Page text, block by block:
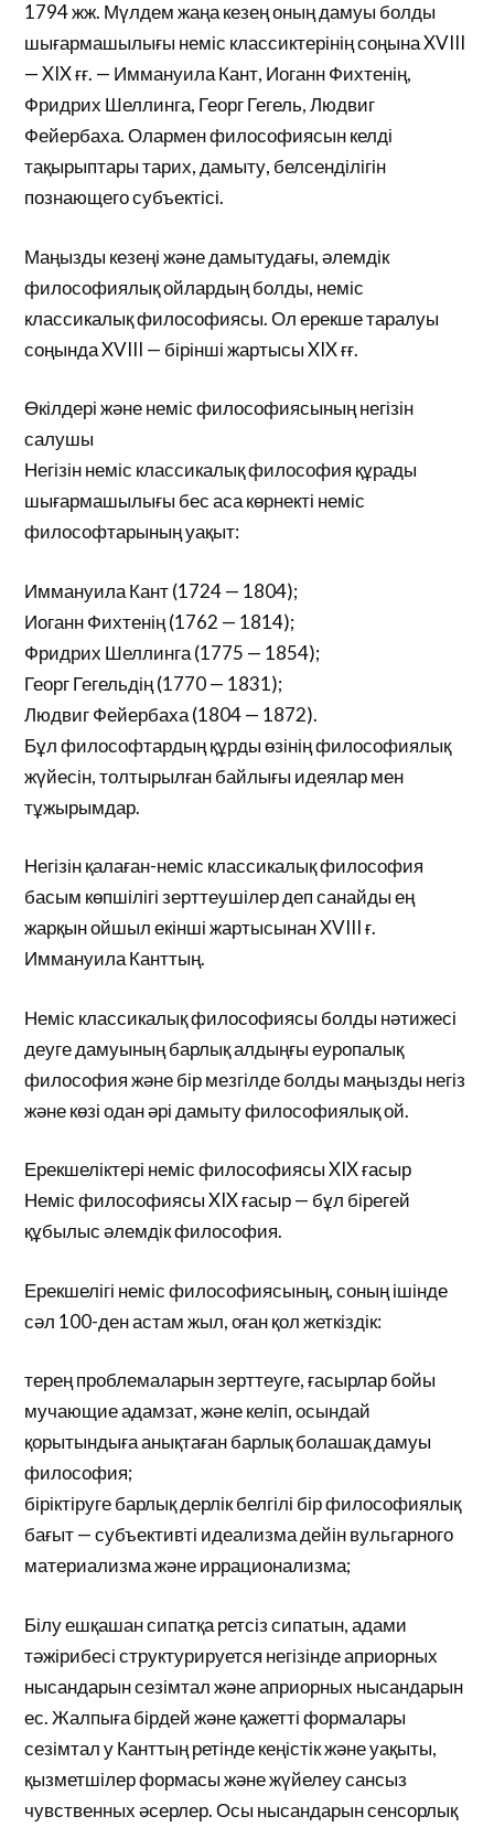
1794 жж. Мүлдем жаңа кезең оның дамуы болды
шығармашылығы неміс классиктерінің соңына XVIII
— XIX ғғ. — Иммануила Кант, Иоганн Фихтенің,
Фридрих Шеллинга, Георг Гегель, Людвиг
Фейербаха. Олармен философиясын келді
тақырыптары тарих, дамыту, белсенділігін
познающего субъектісі.
Маңызды кезеңі және дамытудағы, әлемдік
философиялық ойлардың болды, неміс
классикалық философиясы. Ол ерекше таралуы
соңында XVIII — бірінші жартысы XIX ғғ.
Өкілдері және неміс философиясының негізін
салушы
Негізін неміс классикалық философия құрады
шығармашылығы бес аса көрнекті неміс
философтарының уақыт:
Иммануила Кант (1724 — 1804);
Иоганн Фихтенің (1762 — 1814);
Фридрих Шеллинга (1775 — 1854);
Георг Гегельдің (1770 — 1831);
Людвиг Фейербаха (1804 — 1872).
Бұл философтардың құрды өзінің философиялық
жүйесін, толтырылған байлығы идеялар мен
тұжырымдар.
Негізін қалаған-неміс классикалық философия
басым көпшілігі зерттеушілер деп санайды ең
жарқын ойшыл екінші жартысынан XVIII ғ.
Иммануила Канттың.
Неміс классикалық философиясы болды нәтижесі
деуге дамуының барлық алдыңғы еуропалық
философия және бір мезгілде болды маңызды негіз
және көзі одан әрі дамыту философиялық ой.
Ерекшеліктері неміс философиясы XIX ғасыр
Неміс философиясы XIX ғасыр — бұл бірегей
құбылыс әлемдік философия.
Ерекшелігі неміс философиясының, соның ішінде
сәл 100-ден астам жыл, оған қол жеткіздік:
терең проблемаларын зерттеуге, ғасырлар бойы
мучающие адамзат, және келіп, осындай
қорытындыға анықтаған барлық болашақ дамуы
философия;
біріктіруге барлық дерлік белгілі бір философиялық
бағыт — субъективті идеализма дейін вульгарного
материализма және иррационализма;
Білу ешқашан сипатқа ретсіз сипатын, адами
тәжірибесі структурируется негізінде априорных
нысандарын сезімтал және априорных нысандарын
ес. Жалпыға бірдей және қажетті формалары
сезімтал у Канттың ретінде кеңістік және уақыты,
қызметшілер формасы және жүйелеу сансыз
чувственных әсерлер. Осы нысандарын сенсорлық